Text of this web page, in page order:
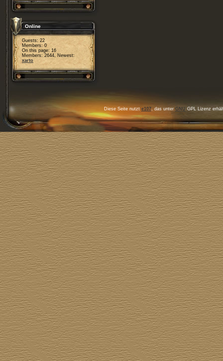
Online
Guests: 22
Members: 0
On this page: 16
Members: 2644, Newest:
xarto
Diese Seite nutzt e107, das unter GNU GPL Lizenz